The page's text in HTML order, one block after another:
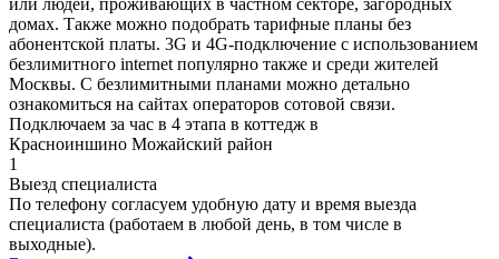
домах. Также можно подобрать тарифные планы без
абонентской платы. 3G и 4G-подключение с использованием
безлимитного internet популярно также и среди жителей
Москвы. С безлимитными планами можно детально
ознакомиться на сайтах операторов сотовой связи.
Подключаем за час в 4 этапа в коттедж в
Красноиншино Можайский район
1
Выезд специалиста
По телефону согласуем удобную дату и время выезда
специалиста (работаем в любой день, в том числе в
выходные).